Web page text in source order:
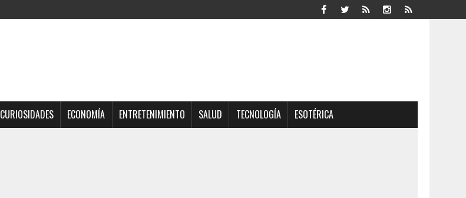
CURIOSIDADES ECONOMÍA ENTRETENIMIENTO SALUD TECNOLOGÍA ESOTÉRICA